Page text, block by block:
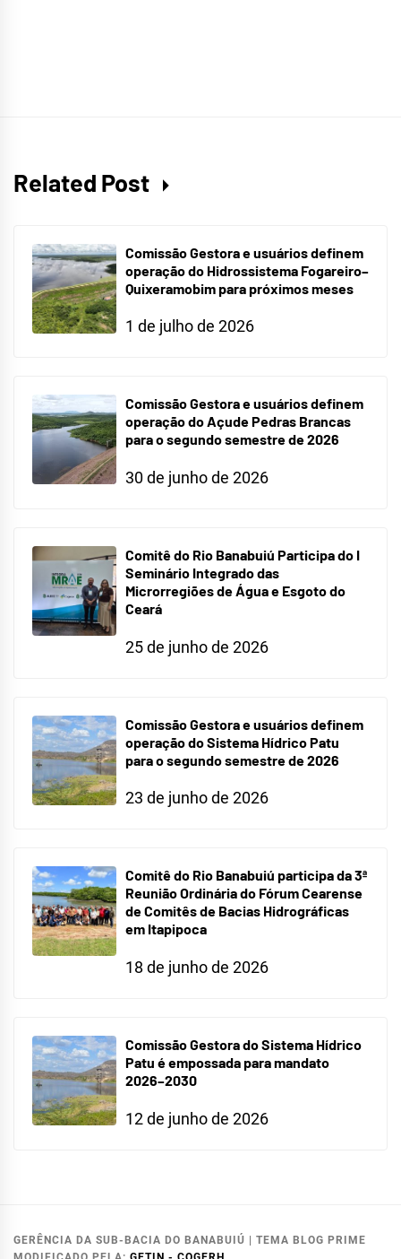
Related Post
Comissão Gestora e usuários definem
operação do Hidrossistema Fogareiro–
Quixeramobim para próximos meses
1 de julho de 2026
Comissão Gestora e usuários definem
operação do Açude Pedras Brancas
para o segundo semestre de 2026
30 de junho de 2026
Comitê do Rio Banabuiú Participa do I
Seminário Integrado das
Microrregiões de Água e Esgoto do
Ceará
25 de junho de 2026
Comissão Gestora e usuários definem
operação do Sistema Hídrico Patu
para o segundo semestre de 2026
23 de junho de 2026
Comitê do Rio Banabuiú participa da 3ª
Reunião Ordinária do Fórum Cearense
de Comitês de Bacias Hidrográficas
em Itapipoca
18 de junho de 2026
Comissão Gestora do Sistema Hídrico
Patu é empossada para mandato
2026–2030
12 de junho de 2026
GERÊNCIA DA SUB-BACIA DO BANABUIÚ | TEMA BLOG PRIME